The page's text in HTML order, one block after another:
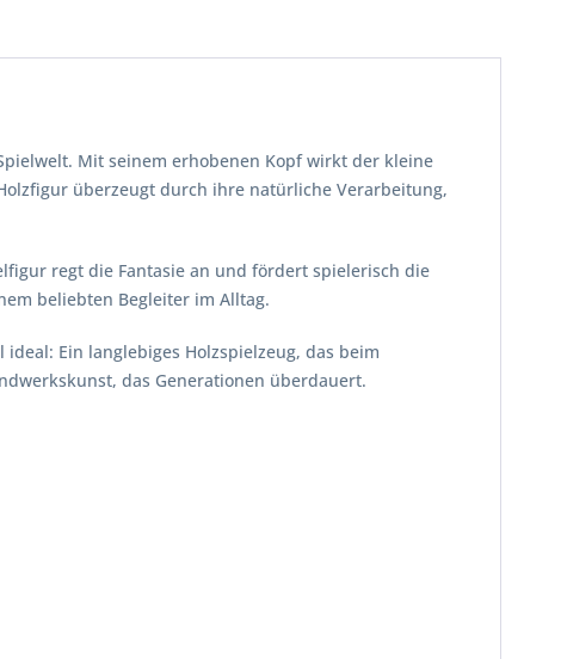
Mit seinem erhobenen Kopf wirkt der kleine
überzeugt durch ihre natürliche Verarbeitung,
regt die Fantasie an und fördert spielerisch die
beliebten Begleiter im Alltag.
Ein langlebiges Holzspielzeug, das beim
das Generationen überdauert.